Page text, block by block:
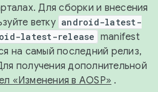
Для сборки и внесения
ветку android-latest-
latest-release manifest
на самый последний релиз,
получения дополнительной
«Изменения в AOSP» .